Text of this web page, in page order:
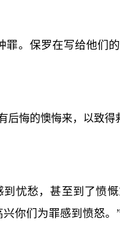
。保罗在写给他们
后悔的懊悔来，以致
忧愁，甚至到了愤
你们为罪感到愤怒。